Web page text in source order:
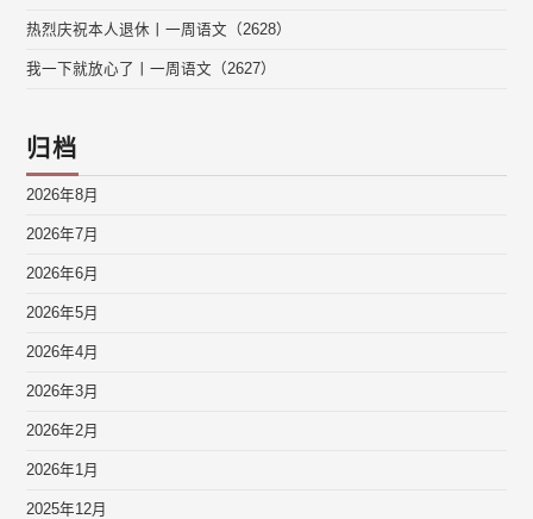
热烈庆祝本人退休丨一周语文（2628）
我一下就放心了丨一周语文（2627）
归档
2026年8月
2026年7月
2026年6月
2026年5月
2026年4月
2026年3月
2026年2月
2026年1月
2025年12月